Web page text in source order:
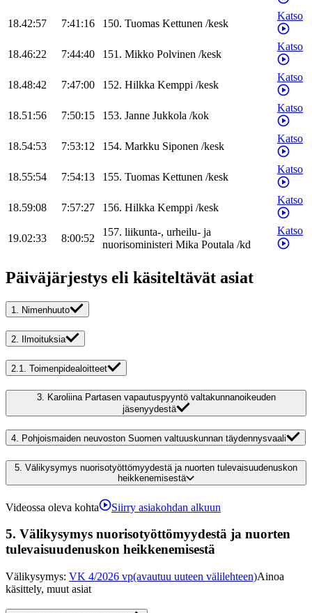
18.42:57 7:41:16 150. Tuomas Kettunen /kesk
Katso
18.46:22 7:44:40 151. Mikko Polvinen /kesk
Katso
18.48:42 7:47:00 152. Hilkka Kemppi /kesk
Katso
18.51:56 7:50:15 153. Janne Jukkola /kok
Katso
18.54:53 7:53:12 154. Markku Siponen /kesk
Katso
18.55:54 7:54:13 155. Tuomas Kettunen /kesk
Katso
18.59:08 7:57:27 156. Hilkka Kemppi /kesk
Katso
19.02:33 8:00:52
157. liikunta-, urheilu- ja
nuorisoministeri Mika Poutala /kd
Katso
Päiväjärjestys eli käsiteltävät asiat
1. Nimenhuuto
2. Ilmoituksia
2.1. Toimenpidealoitteet
3. Karoliina Partasen vapautuspyyntö valtakunnanoikeuden
jäsenyydestä
4. Pohjoismaiden neuvoston Suomen valtuuskunnan täydennysvaali
5. Välikysymys nuorisotyöttömyydestä ja nuorten tulevaisuudenuskon
heikkenemisestä
Videossa oleva kohta Siirry asiakohdan alkuun
5. Välikysymys nuorisotyöttömyydestä ja nuorten
tulevaisuudenuskon heikkenemisestä
Välikysymys: VK 4/2026 vp(avautuu uuteen välilehteen)Ainoa
käsittely, muut asiat